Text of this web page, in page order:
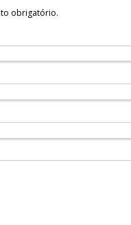
obrigatório.